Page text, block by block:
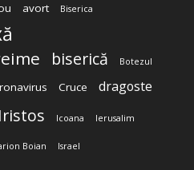
avort Biserica
biserică Botezul
Cruce dragoste
Icoana Ierusalim
Boian Israel